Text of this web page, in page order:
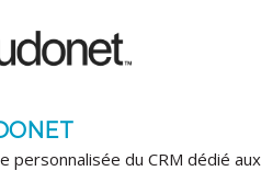
personnalisée du CRM dédié aux